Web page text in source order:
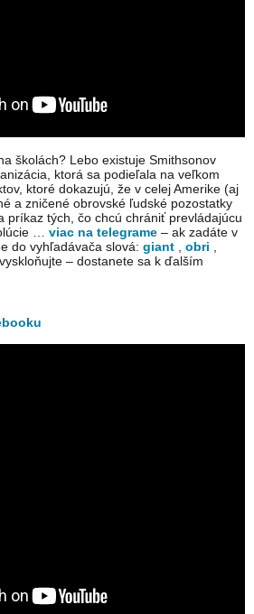
školách? Lebo existuje Smithsonov
ktorá sa podieľala na veľkom
ktoré dokazujú, že v celej Amerike (aj
a zničené obrovské ľudské pozostatky
príkaz tých, čo chcú chrániť prevládajúcu
… viac na telegrame – ak zadáte v
do vyhľadávača slová: giant obri
– dostanete sa k ďalším